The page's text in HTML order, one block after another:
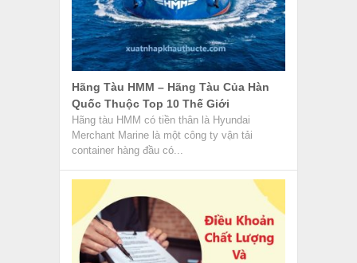
Hãng Tàu HMM – Hãng Tàu Của Hàn
Quốc Thuộc Top 10 Thế Giới
Hãng tàu HMM có tiền thân là Hyundai
Merchant Marine là một công ty vận tải
container hàng đầu có...